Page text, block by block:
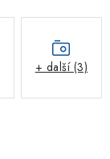
+ další (3)